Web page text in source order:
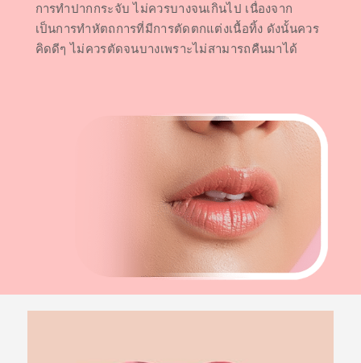
การทำปากกระจับ ไม่ควรบางจนเกินไป เนื่องจาก
เป็นการทำหัตถการที่มีการตัดตกแต่งเนื้อทิ้ง ดังนั้นควร
คิดดีๆ ไม่ควรตัดจนบางเพราะไม่สามารถคืนมาได้